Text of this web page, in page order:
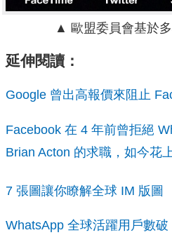
▲ 歐盟委員會基於
延伸閱讀：
Google 曾出高報價來阻止
Facebook 在 4 年前曾拒絕
Brian Acton 的求職，如今花
7 張圖讓你瞭解全球 IM 版圖
WhatsApp 全球活躍用戶數